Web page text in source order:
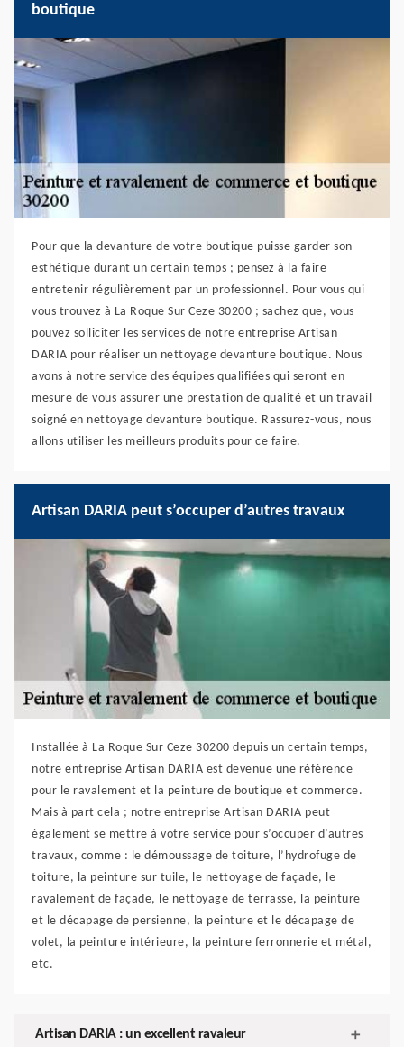
boutique
Pour que la devanture de votre boutique puisse garder son
esthétique durant un certain temps ; pensez à la faire
entretenir régulièrement par un professionnel. Pour vous qui
vous trouvez à La Roque Sur Ceze 30200 ; sachez que, vous
pouvez solliciter les services de notre entreprise Artisan
DARIA pour réaliser un nettoyage devanture boutique. Nous
avons à notre service des équipes qualifiées qui seront en
mesure de vous assurer une prestation de qualité et un travail
soigné en nettoyage devanture boutique. Rassurez-vous, nous
allons utiliser les meilleurs produits pour ce faire.
Artisan DARIA peut s’occuper d’autres travaux
Installée à La Roque Sur Ceze 30200 depuis un certain temps,
notre entreprise Artisan DARIA est devenue une référence
pour le ravalement et la peinture de boutique et commerce.
Mais à part cela ; notre entreprise Artisan DARIA peut
également se mettre à votre service pour s’occuper d’autres
travaux, comme : le démoussage de toiture, l’hydrofuge de
toiture, la peinture sur tuile, le nettoyage de façade, le
ravalement de façade, le nettoyage de terrasse, la peinture
et le décapage de persienne, la peinture et le décapage de
volet, la peinture intérieure, la peinture ferronnerie et métal,
etc.
Artisan DARIA : un excellent ravaleur